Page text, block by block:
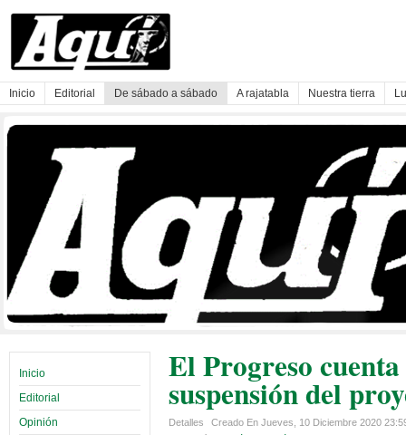
Inicio Editorial De sábado a sábado A rajatabla Nuestra tierra
Inicio
Editorial
Opinión
El Progreso
suspensión del
Detalles
Creado En Jueves, 10 Diciembre 2020